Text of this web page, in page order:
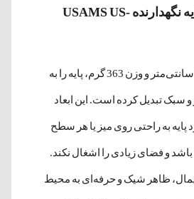
طراحی و ابعاد پایه نگهدارنده USAMS US-
ابعاد 23 در 15 در 12 سانتی‌متر و وزن 363 گرم، پایه را به
تبدیل کرده است. این ابعاد
به راحتی روی میز یا هر سطح
و فضای زیادی را اشغال نکند.
ظاهر شیک و حرفه‌ای به محیط